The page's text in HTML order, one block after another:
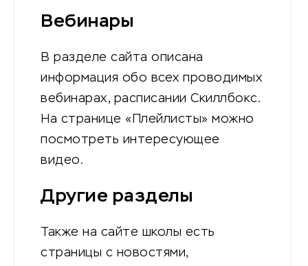
Вебинары
В разделе сайта описана
информация обо всех проводимых
вебинарах, расписании Скиллбокс.
На странице «Плейлисты» можно
посмотреть интересующее
видео.
Другие разделы
Также на сайте школы есть
страницы с новостями,